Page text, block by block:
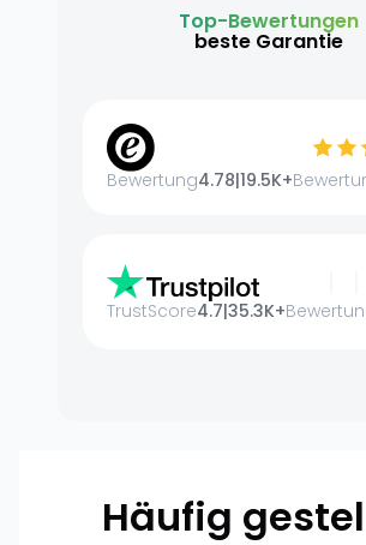
Top-Bewertungen
beste Garantie
Bewertung4.78|19.5K+
TrustScore4.7|35.3K+
Häufig